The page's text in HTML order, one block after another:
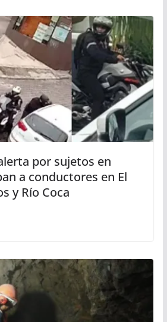
por sujetos en
a conductores en El
y Río Coca